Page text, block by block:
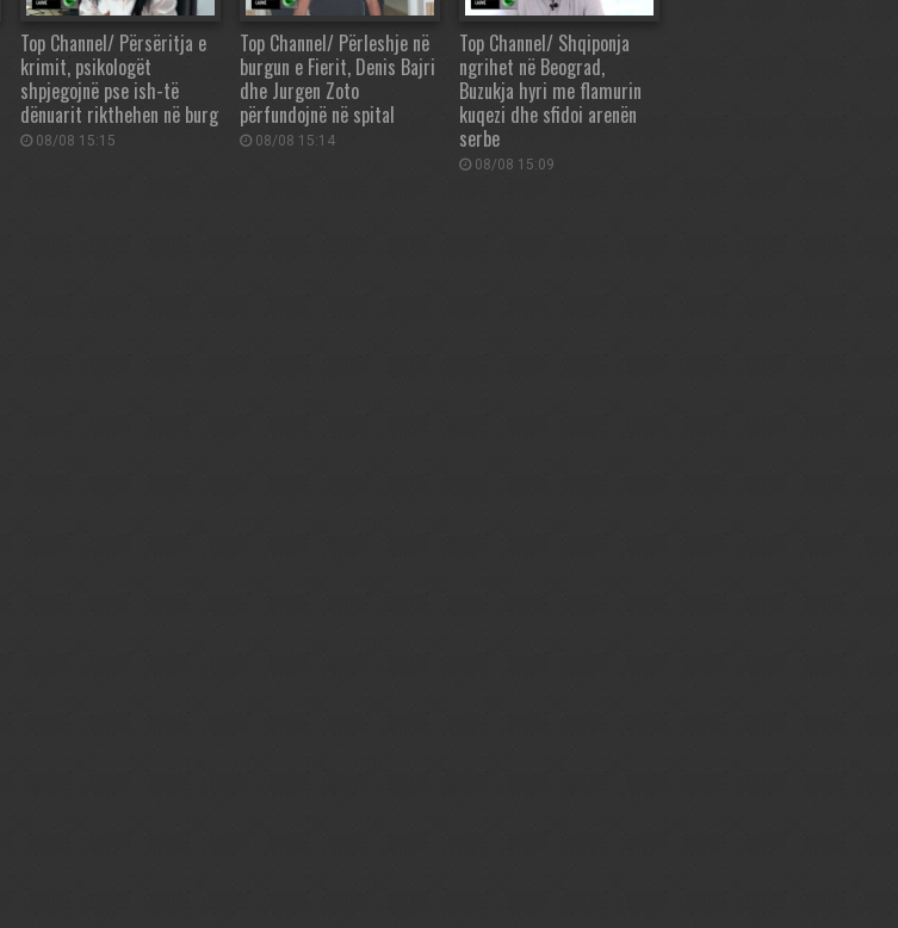
Top Channel/ Përsëritja e
krimit, psikologët
shpjegojnë pse ish-të
dënuarit rikthehen në burg
08/08 15:15
Top Channel/ Përleshje në
burgun e Fierit, Denis Bajri
dhe Jurgen Zoto
përfundojnë në spital
08/08 15:14
Top Channel/ Shqiponja
ngrihet në Beograd,
Buzukja hyri me flamurin
kuqezi dhe sfidoi arenën
serbe
08/08 15:09